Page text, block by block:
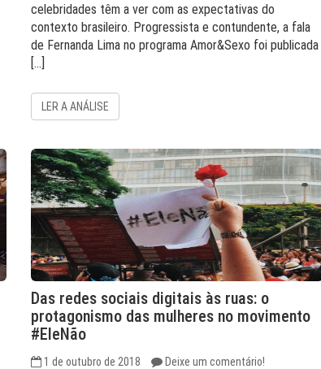
celebridades têm a ver com as expectativas do
contexto brasileiro. Progressista e contundente, a fala
de Fernanda Lima no programa Amor&Sexo foi publicada
[…]
LER A ANÁLISE
Das redes sociais digitais às ruas: o
protagonismo das mulheres no movimento
#EleNão
1 de outubro de 2018 Deixe um comentário!